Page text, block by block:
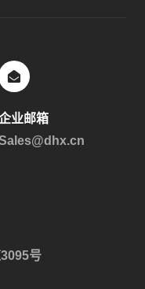
业邮箱
号